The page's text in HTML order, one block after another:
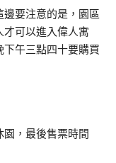
要注意的是，園區
才可以進入偉人寓
下午三點四十要購買
園，最後售票時間